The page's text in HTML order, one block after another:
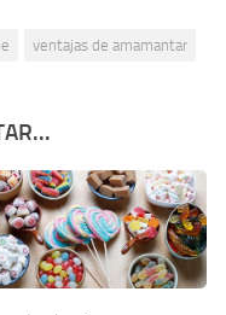
ventajas de amamantar